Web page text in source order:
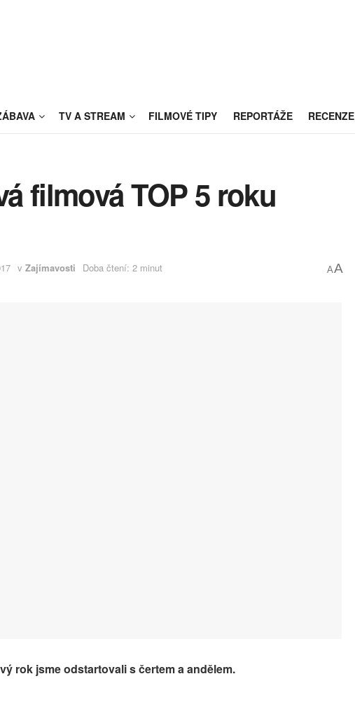
TV A STREAM FILMOVÉ TIPY REPORTÁŽE RECENZE
filmová TOP 5 roku
v Zajímavosti Doba čtení: 2 minut AA
rok jsme odstartovali s čertem a andělem.